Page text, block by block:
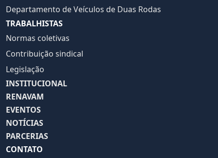
Departamento de Veículos de Duas Rodas
TRABALHISTAS
Normas coletivas
Contribuição sindical
Legislação
INSTITUCIONAL
RENAVAM
EVENTOS
NOTÍCIAS
PARCERIAS
CONTATO